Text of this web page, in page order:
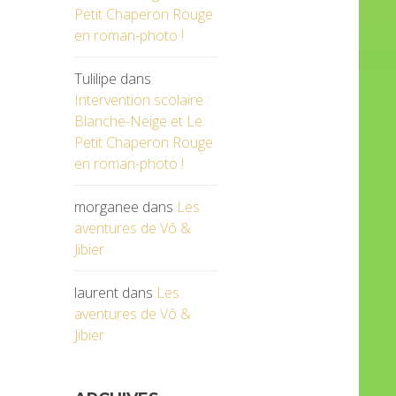
Petit Chaperon Rouge
en roman-photo !
Tulilipe dans
Intervention scolaire :
Blanche-Neige et Le
Petit Chaperon Rouge
en roman-photo !
morganee dans Les
aventures de Vô &
Jibier
laurentdans Les
aventures de Vô &
Jibier